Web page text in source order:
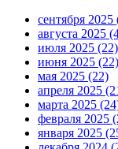
сентября 2025
августа 2025
июля 2025 (22)
июня 2025 (22)
мая 2025 (22)
апреля 2025
марта 2025
февраля 2025
января 2025